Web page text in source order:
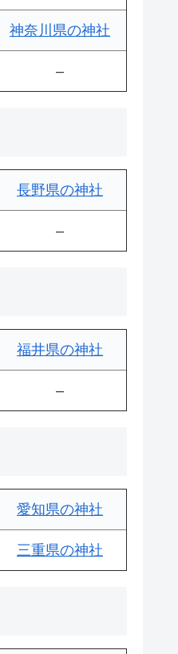
神奈川県の神社
–
長野県の神社
–
福井県の神社
–
愛知県の神社
三重県の神社